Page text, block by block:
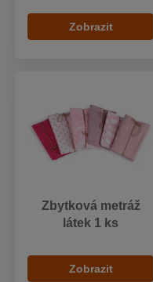
Zobrazit
Zbytková metráž
látek 1 ks
Zobrazit